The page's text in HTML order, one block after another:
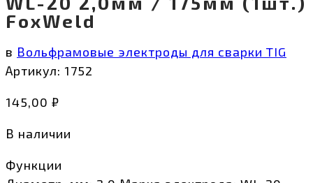
FoxWeld
в Вольфрамовые электроды для сварки TIG
Артикул: 1752
145,00 ₽
В наличии
Функции